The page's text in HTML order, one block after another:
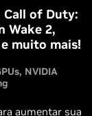
Call of Duty:
Wake 2,
muito mais!
NVIDIA
aumentar sua